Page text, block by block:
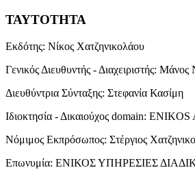
ΤΑΥΤΟΤΗΤΑ
Εκδότης: Νίκος Χατζηνικολάου
Γενικός Διευθυντής - Διαχειριστής: Μάνος
Διευθύντρια Σύνταξης: Στεφανία Κασίμη
Ιδιοκτησία - Δικαιούχος domain: ENIKOS
Νόμιμος Εκπρόσωπος: Στέργιος
Επωνυμία: ΕΝΙΚΟΣ ΥΠΗΡΕΣΙΕΣ